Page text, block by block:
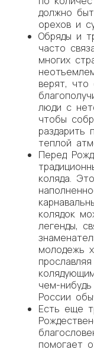
должно
орехов и
Обряды и
часто
многих
верят, что
люди с
чтобы
раздарить
теплой
Перед
коляда.
колядок
легенды,
молодежь
чем-
России
Есть еще
помогает